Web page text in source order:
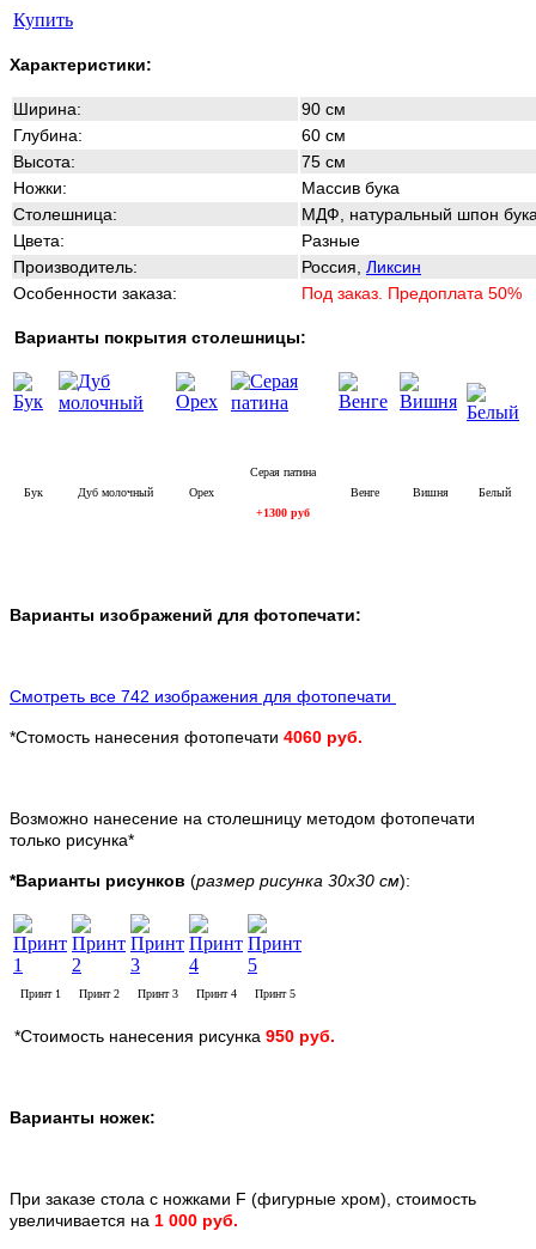
Купить
Характеристики:
Ширина:
90 см
Глубина:
60 см
Высота:
75 см
Ножки:
Массив бука
Столешница:
МДФ, натуральный шпон
Цвета:
Разные
Производитель:
Россия, Ликсин
Особенности заказа:
Под заказ. Предоплата 50%
Варианты покрытия столешницы:
Бук Дуб молочный Орех
Серая патина
+1300 руб
Венге Вишня Белый
Варианты изображений для фотопечати:
Смотреть все 742 изображения для фотопечати
*Стомость нанесения фотопечати 4060 руб.
Возможно нанесение на столешницу методом фотопечати
только рисунка*
*Варианты рисунков (размер рисунка 30х30 см):
Принт 1 Принт 2 Принт 3 Принт 4 Принт 5
*Стоимость нанесения рисунка 950 руб.
Варианты ножек:
При заказе стола с ножками F (фигурные хром), стоимость
увеличивается на 1 000 руб.